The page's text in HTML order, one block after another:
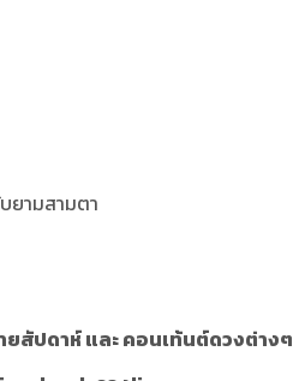
ยามสามตา
สัปดาห์ และ คอนเท้นต์ดวงต่างๆ